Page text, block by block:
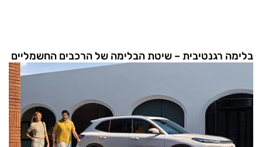
בלימה רגנטיבית – שיטת הבלימה של הרכבים החשמליים